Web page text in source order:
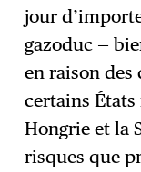
jour
gazoduc —
en raison des
certains
Hongrie et la
risques que